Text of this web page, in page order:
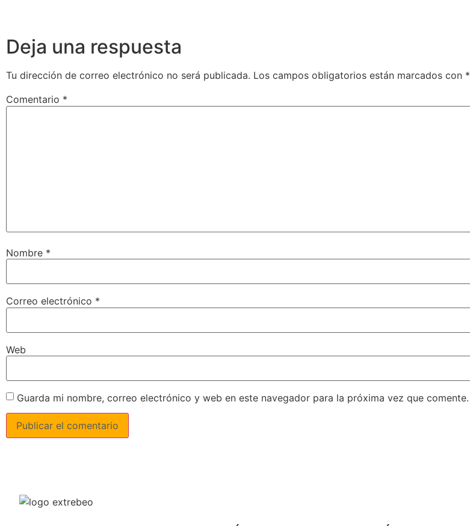
Deja una respuesta
Tu dirección de correo electrónico no será publicada. Los campos obligatorios están marcados con *
Comentario *
Nombre *
Correo electrónico *
Web
Guarda mi nombre, correo electrónico y web en este navegador para la próxima vez que comente.